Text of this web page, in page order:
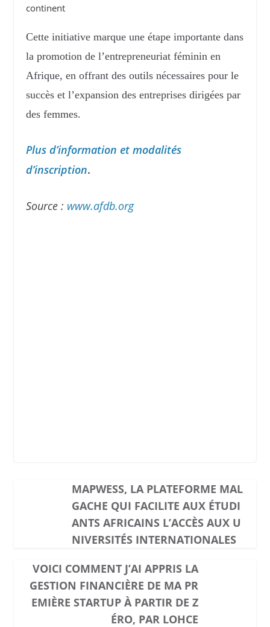
continent
Cette initiative marque une étape importante dans
la promotion de l’entrepreneuriat féminin en
Afrique, en offrant des outils nécessaires pour le
succès et l’expansion des entreprises dirigées par
des femmes.
Plus d’information et modalités
d’inscription.
Source : www.afdb.org
MAPWESS, LA PLATEFORME MAL
GACHE QUI FACILITE AUX ÉTUDI
ANTS AFRICAINS L’ACCÈS AUX U
NIVERSITÉS INTERNATIONALES
VOICI COMMENT J’AI APPRIS LA
GESTION FINANCIÈRE DE MA PR
EMIÈRE STARTUP À PARTIR DE Z
ÉRO, PAR LOHCE